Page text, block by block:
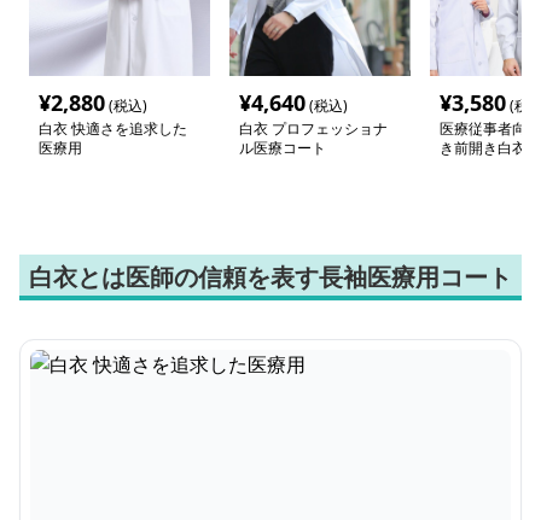
¥2,880(税込)
白衣 快適さを追求した
医療用
¥4,640(税込)
白衣 プロフェッショナ
ル医療コート
¥3,580(税
医療従事者向
き前開き白衣
白衣とは医師の信頼を表す長袖医療用コート